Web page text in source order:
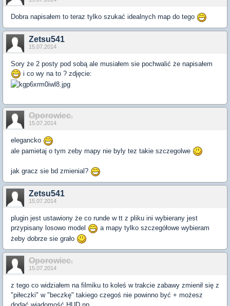
Dobra napisałem to teraz tylko szukać idealnych map do tego
Zetsu541
15.07.2014
Sory że 2 posty pod sobą ale musiałem sie pochwalić że napisałem
i co wy na to ? zdjęcie:
Oporowiec.
15.07.2014
elegancko
ale pamietaj o tym zeby mapy nie byly tez takie szczegolwe
jak gracz sie bd zmienial?
Zetsu541
15.07.2014
plugin jest ustawiony że co runde w tt z pliku ini wybierany jest
przypisany losowo model
a mapy tylko szczegółowe wybieram
żeby dobrze sie grało
Oporowiec.
15.07.2014
z tego co widziałem na filmiku to koleś w trakcie zabawy zmienił się z
"piłeczki" w "beczkę" takiego czegoś nie powinno być + możesz